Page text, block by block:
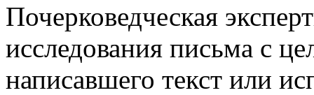
Почерковедческая
исследования письма с
написавшего текст или